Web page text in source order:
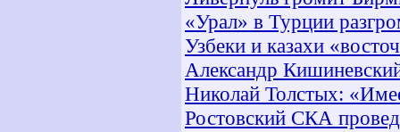
«Урал» в Турции
Узбеки и казахи
Александр
Николай Толстых:
Ростовский СКА